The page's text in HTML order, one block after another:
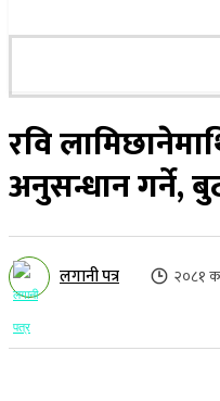
रवि
अनुसन्धान गर्ने,
लगानी पत्र २०८१